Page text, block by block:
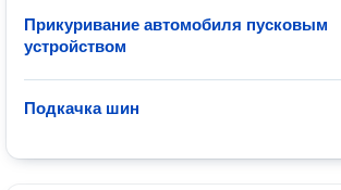
Прикуривание автомобиля пусковым
устройством
Подкачка шин